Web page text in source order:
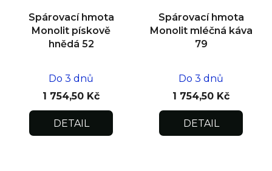
Spárovací hmota
Monolit pískově
hnědá 52
Do 3 dnů
1 754,50 Kč
DETAIL
Spárovací hmota
Monolit mléčná káva
79
Do 3 dnů
1 754,50 Kč
DETAIL